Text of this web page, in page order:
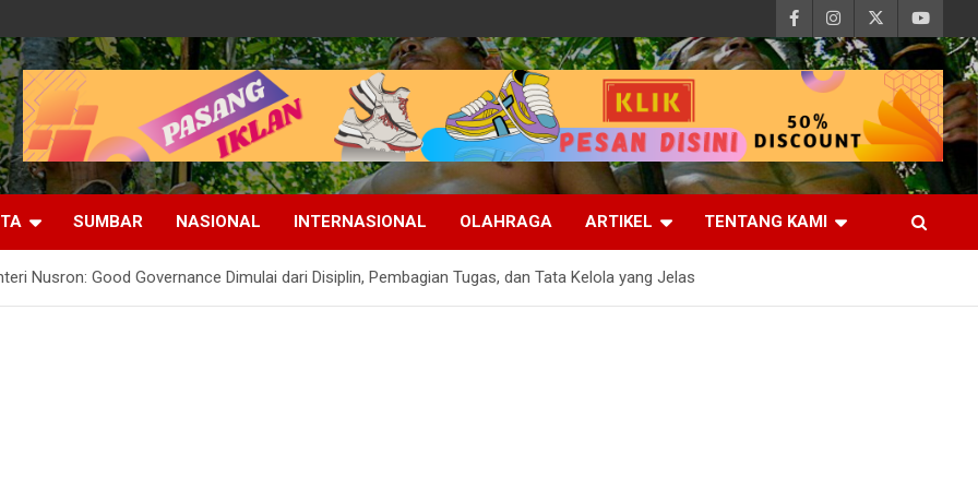
SUMBAR NASIONAL INTERNASIONAL OLAHRAGA ARTIKEL TENTANG KAMI
Nusron: Good Governance Dimulai dari Disiplin, Pembagian Tugas, dan Tata Kelola yang Jelas